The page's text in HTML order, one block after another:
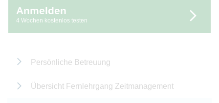
Anmelden
4 Wochen kostenlos testen
Persönliche Betreuung
Übersicht Fernlehrgang Zeitmanagement